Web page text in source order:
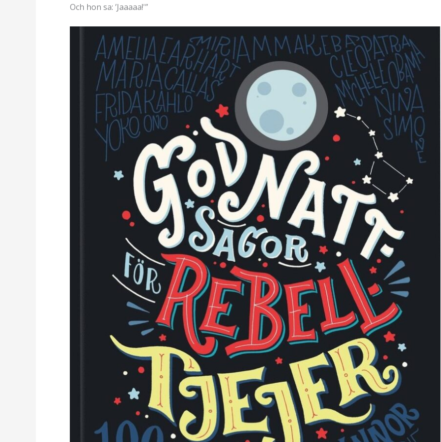
Och hon sa: ’Jaaaaa!'”